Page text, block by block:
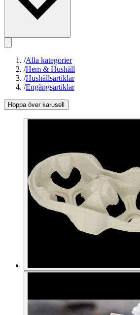
/Alla kategorier
/Hem & Hushåll
/Hushållsartiklar
/Engångsartiklar
Hoppa över karusell